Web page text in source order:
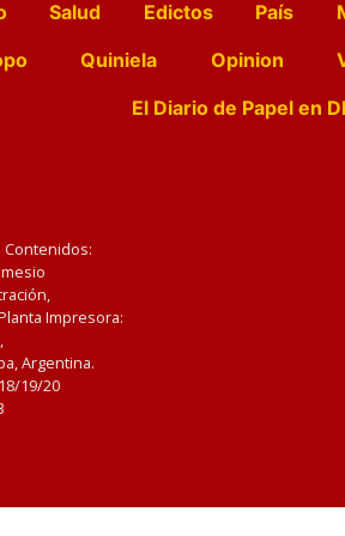
Salud Edictos País
Quiniela Opinion
El Diario de Papel en
Impresora:
Argentina.
19/20